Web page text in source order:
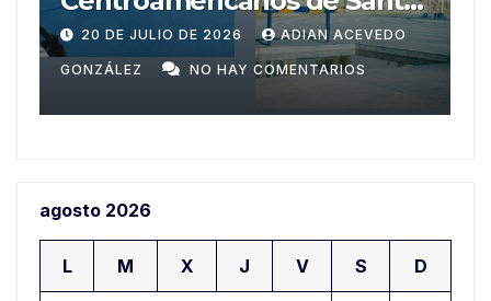
nuevas generaciones del
ajedrez ariguanabense
19 DE JULIO DE 2026 ADIAN ACEVEDO
GONZÁLEZ NO HAY COMENTARIOS
agosto 2026
L M X J V S D